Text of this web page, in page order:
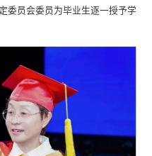
委员会委员为毕业生逐一授予学